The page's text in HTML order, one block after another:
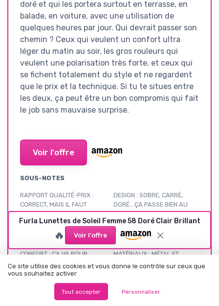
doré et qui les portera surtout en terrasse, en
balade, en voiture, avec une utilisation de
quelques heures par jour. Qui devrait passer son
chemin ? Ceux qui veulent un confort ultra
léger du matin au soir, les gros rouleurs qui
veulent une polarisation très forte, et ceux qui
se fichent totalement du style et ne regardent
que le prix et la technique. Si tu te situes entre
les deux, ça peut être un bon compromis qui fait
le job sans mauvaise surprise.
Voir l'offre
SOUS-NOTES
RAPPORT QUALITÉ-PRIX :
CORRECT, MAIS IL FAUT
ACCEPTER DE PAYER UN PEU
LA MARQUE
DESIGN : SOBRE, CARRÉ,
DORÉ… ÇA PASSE BIEN AU
QUOTIDIEN
★★★★★
★★★★★
CONFORT : ÇA VA POUR
QUELQUES HEURES, MOINS
POUR UNE JOURNÉE
MATÉRIAUX : MÉTAL ET
VERRES EN VERRE, ÇA
★★★★★
★★★★★
Furla Lunettes de Soleil Femme 58 Doré Clair Brillant
🔥 Voir l'offre
Ce site utilise des cookies et vous donne le contrôle sur ceux que
vous souhaitez activer
Tout accepter Personnaliser